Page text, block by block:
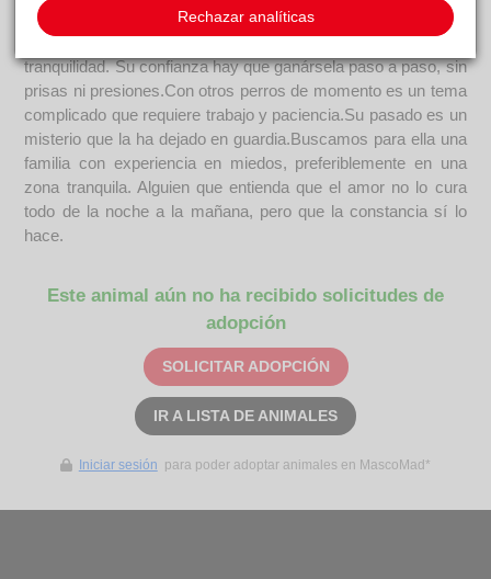
investigar. Es una perra insegura, pero con carácter, los
acercamientos a las personas tienen que hacerse con mucha
tranquilidad. Su confianza hay que ganársela paso a paso, sin
prisas ni presiones. ​Con otros perros de momento es un tema
complicado que requiere trabajo y paciencia. ​Su pasado es un
misterio que la ha dejado en guardia. ​Buscamos para ella una
familia con experiencia en miedos, preferiblemente en una
zona tranquila. Alguien que entienda que el amor no lo cura
todo de la noche a la mañana, pero que la constancia sí lo
hace.
Este animal aún no ha recibido solicitudes de
adopción
SOLICITAR ADOPCIÓN
IR A LISTA DE ANIMALES
Iniciar sesión para poder adoptar animales en MascoMad*
Rechazar analíticas